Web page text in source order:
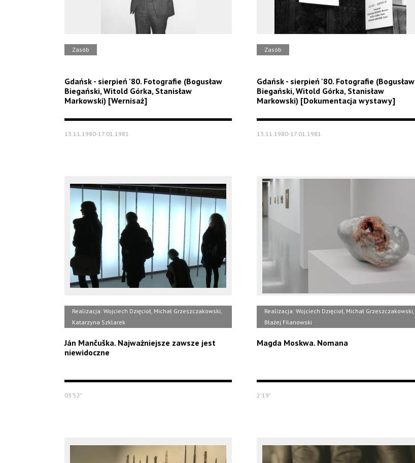
Zasób
Gdańsk - sierpień '80. Fotografie (Bogusław
Biegański, Witold Górka, Stanisław
Markowski) [Wernisaż]
13.11.1980-17.01.1981
Zasób
Gdańsk - sierpień '80. Fotografie (Bogusław
Biegański, Witold Górka, Stanisław
Markowski) [Dokumentacja wystawy]
13.11.1980-17.01.1981
Realizacja: Wojciech Dzięcioł, Michał Grzeszczakowski,
Katarzyna Szklarek
Ján Mančuška. Najważniejsze zawsze jest
niewidoczne
03'52"
Realizacja: Wojciech Dzięcioł, Michał Grzeszczakowski,
Błażej Filanowski
Magda Moskwa. Nomana
2'19"